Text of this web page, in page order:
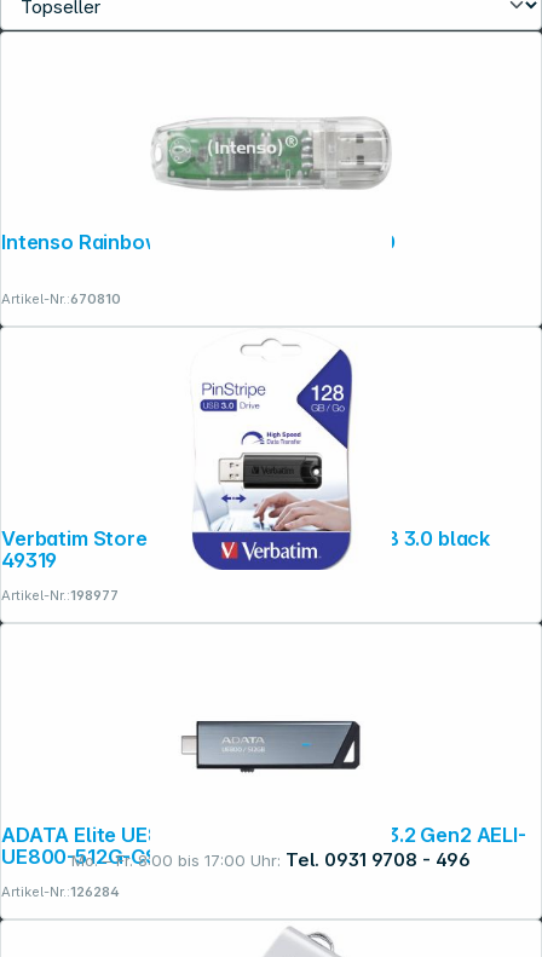
Mo. – Fr. 8:00 bis 17:00 Uhr: Tel. 0931 9708 - 496
Intenso Rainbow Line 32GB USB Stick 2.0
Artikel-Nr.:670810
Verbatim Store n Go 128GB Pinstripe USB 3.0 black
49319
Artikel-Nr.:198977
ADATA Elite UE800 USB Stick 512G USB 3.2 Gen2 AELI-
UE800-512G-CSG
Artikel-Nr.:126284
Informationen